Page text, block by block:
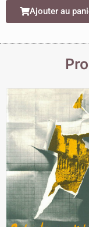
Ajouter au